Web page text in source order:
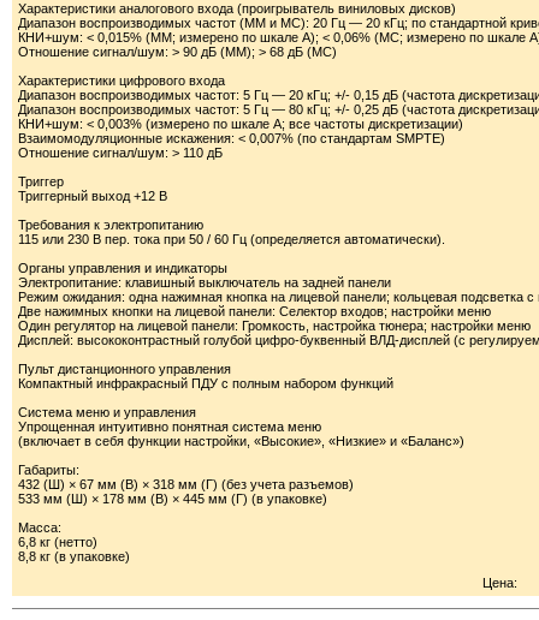
Характеристики аналогового входа (проигрыватель виниловых дисков)
Диапазон воспроизводимых частот (MM и MC): 20 Гц — 20 кГц; по стандартной
КНИ+шум: < 0,015% (MM; измерено по шкале А); < 0,06% (MC; измерено по шкале
Отношение сигнал/шум: > 90 дБ (MM); > 68 дБ (MC)
Характеристики цифрового входа
Диапазон воспроизводимых частот: 5 Гц — 20 кГц; +/- 0,15 дБ (частота
Диапазон воспроизводимых частот: 5 Гц — 80 кГц; +/- 0,25 дБ (частота
КНИ+шум: < 0,003% (измерено по шкале А; все частоты дискретизации)
Взаимомодуляционные искажения: < 0,007% (по стандартам SMPTE)
Отношение сигнал/шум: > 110 дБ
Триггер
Триггерный выход +12 В
Требования к электропитанию
115 или 230 В пер. тока при 50 / 60 Гц (определяется автоматически).
Органы управления и индикаторы
Электропитание: клавишный выключатель на задней панели
Режим ожидания: одна нажимная кнопка на лицевой панели; кольцевая подсветка
Две нажимных кнопки на лицевой панели: Селектор входов; настройки меню
Один регулятор на лицевой панели: Громкость, настройка тюнера; настройки меню
Дисплей: высококонтрастный голубой цифро-буквенный ВЛД-дисплей (с
Пульт дистанционного управления
Компактный инфракрасный ПДУ с полным набором функций
Система меню и управления
Упрощенная интуитивно понятная система меню
(включает в себя функции настройки, «Высокие», «Низкие» и «Баланс»)
Габариты:
432 (Ш) × 67 мм (В) × 318 мм (Г) (без учета разъемов)
533 мм (Ш) × 178 мм (В) × 445 мм (Г) (в упаковке)
Масса:
6,8 кг (нетто)
8,8 кг (в упаковке)
Цена: